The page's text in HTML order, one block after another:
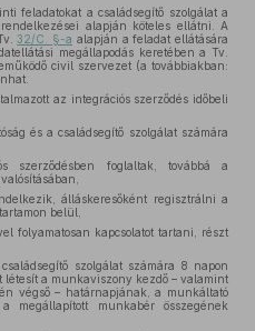
feladatokat a családsegítő szolgálat a
alapján köteles ellátni. A
32/C. §-a alapján a feladat ellátására
megállapodás keretében a Tv.
civil szervezet (a továbbiakban:
az integrációs szerződés időbeli
és a családsegítő szolgálat számára
szerződésben foglaltak, továbbá a
álláskeresőként regisztrálni a
belül,
folyamatosan kapcsolatot tartani, részt
szolgálat számára 8 napon
a munkaviszony kezdő – valamint
végső – határnapjának, a munkáltató
megállapított munkabér összegének